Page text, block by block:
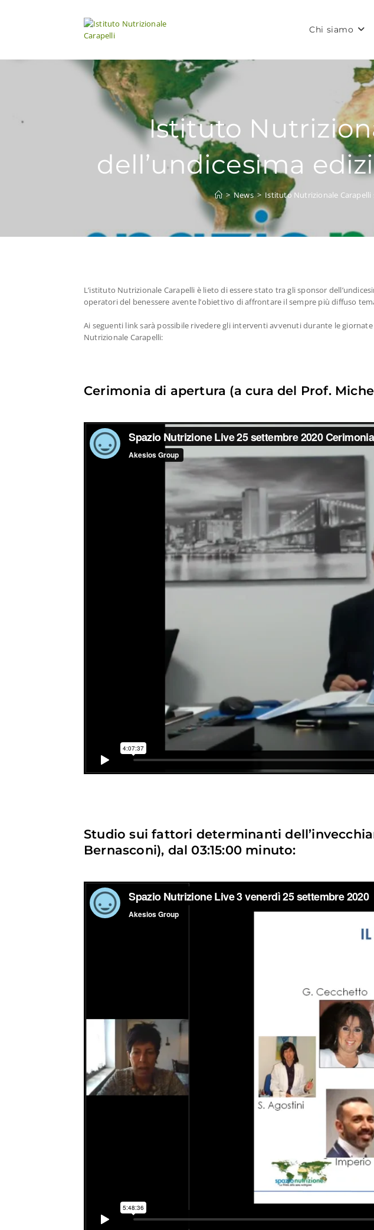
Chi siamo
Istituto
dell’undicesima
> News > Istituto Nutrizionale Carapelli
L’istituto Nutrizionale Carapelli è lieto di essere stato tra gli sponsor
operatori del benessere avente l’obiettivo di affrontare il sempre più diffuso
Ai seguenti link sarà possibile rivedere gli interventi avvenuti durante le
Nutrizionale Carapelli:
Cerimonia di apertura (a cura del Prof.
Studio sui fattori determinanti
Bernasconi), dal 03:15:00 minuto: